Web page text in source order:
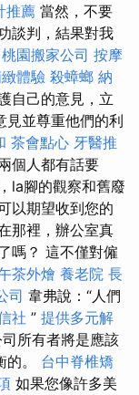
推薦 當然，不要
談判，結果對我
桃園搬家公司 按摩
體驗 殺蟑螂 納
自己的意見，立
見並尊重他們的利
茶會點心 牙醫推
個人都有話要
la腳的觀察和舊廢
以期望收到您的
那裡，辦公室真
嗎？ 這不僅對僱
茶外燴 養老院 長
司 韋弗說：“人們
社 ” 提供多元解
所有者將是應該
。 台中脊椎矯
如果您像許多美